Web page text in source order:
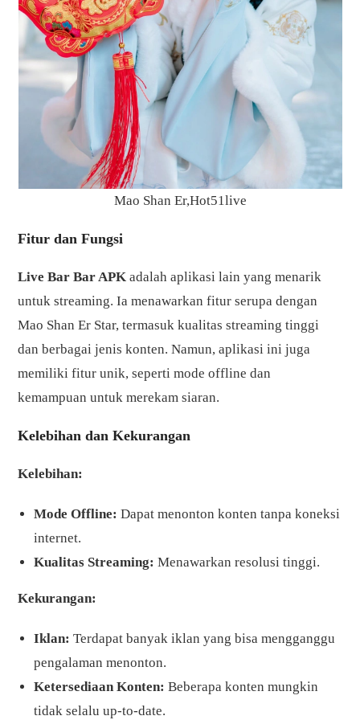
Mao Shan Er,Hot51live
Fitur dan Fungsi
Live Bar Bar APK adalah aplikasi lain yang menarik
untuk streaming. Ia menawarkan fitur serupa dengan
Mao Shan Er Star, termasuk kualitas streaming tinggi
dan berbagai jenis konten. Namun, aplikasi ini juga
memiliki fitur unik, seperti mode offline dan
kemampuan untuk merekam siaran.
Kelebihan dan Kekurangan
Kelebihan:
Mode Offline: Dapat menonton konten tanpa koneksi
internet.
Kualitas Streaming: Menawarkan resolusi tinggi.
Kekurangan:
Iklan: Terdapat banyak iklan yang bisa mengganggu
pengalaman menonton.
Ketersediaan Konten: Beberapa konten mungkin
tidak selalu up-to-date.